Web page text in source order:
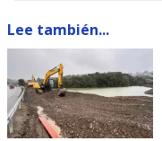
Lee también...